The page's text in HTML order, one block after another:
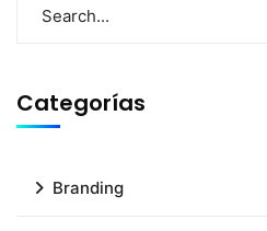
Categorías
Branding